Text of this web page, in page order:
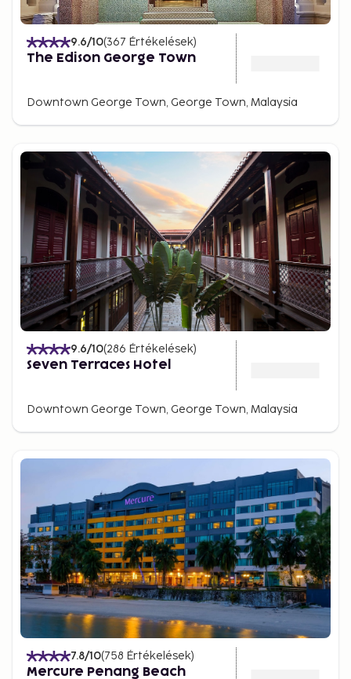
9.6/10(367 Értékelések)
The Edison George Town
Downtown George Town, George Town, Malaysia
9.6/10(286 Értékelések)
Seven Terraces Hotel
Downtown George Town, George Town, Malaysia
7.8/10(758 Értékelések)
Mercure Penang Beach